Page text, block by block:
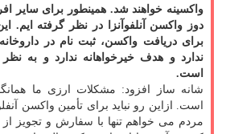
دوز واکسن آنلفوآنزا در نظر گرفته ایم.
برای دریافت واکسن، ثبت نام در
ندارد و هدف خیرخواهانه ندارد و به
است.
شانه ساز افزود: مشکلات ارزی ما
است. ازاین رو نباید برای تأمین واکسن
مردم می خواهم تنها با سفارش و تجویز از